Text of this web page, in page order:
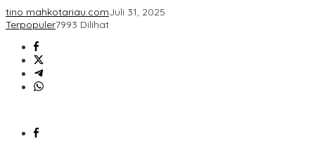
tino mahkotariau.comJuli 31, 2025
Terpopuler7993 Dilihat